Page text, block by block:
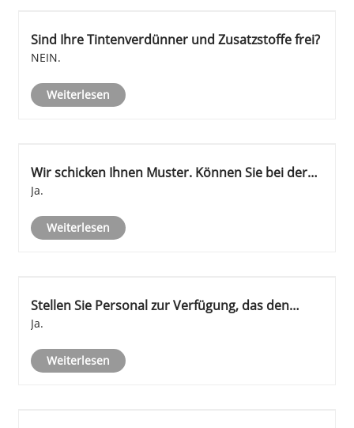
Sind Ihre Tintenverdünner und Zusatzstoffe frei?
NEIN.
Weiterlesen
Wir schicken Ihnen Muster. Können Sie bei der
Herstellung helfen?
Ja.
Weiterlesen
Stellen Sie Personal zur Verfügung, das den
Betrieb leitet?
Ja.
Weiterlesen